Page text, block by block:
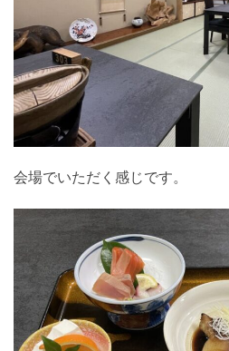
会場でいただく感じです。